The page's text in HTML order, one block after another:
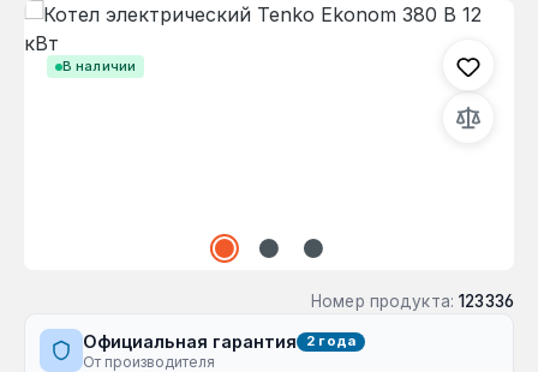
В наличии
Пропустить галерею изображений
Номер продукта: 123336
Официальная гарантия 2 года
От производителя